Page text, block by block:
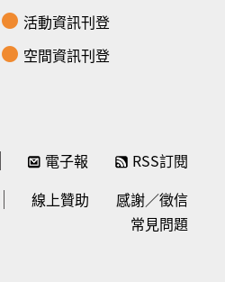
活動資訊刊登
空間資訊刊登
電子報 RSS訂閱
線上贊助
感謝／徵信
常見問題